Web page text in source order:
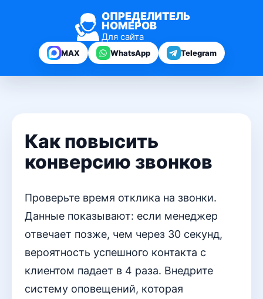
ОПРЕДЕЛИТЕЛЬ
НОМЕРОВ
Для сайта
MAX WhatsApp Telegram
Как повысить
конверсию звонков
Проверьте время отклика на звонки.
Данные показывают: если менеджер
отвечает позже, чем через 30 секунд,
вероятность успешного контакта с
клиентом падает в 4 раза. Внедрите
систему оповещений, которая